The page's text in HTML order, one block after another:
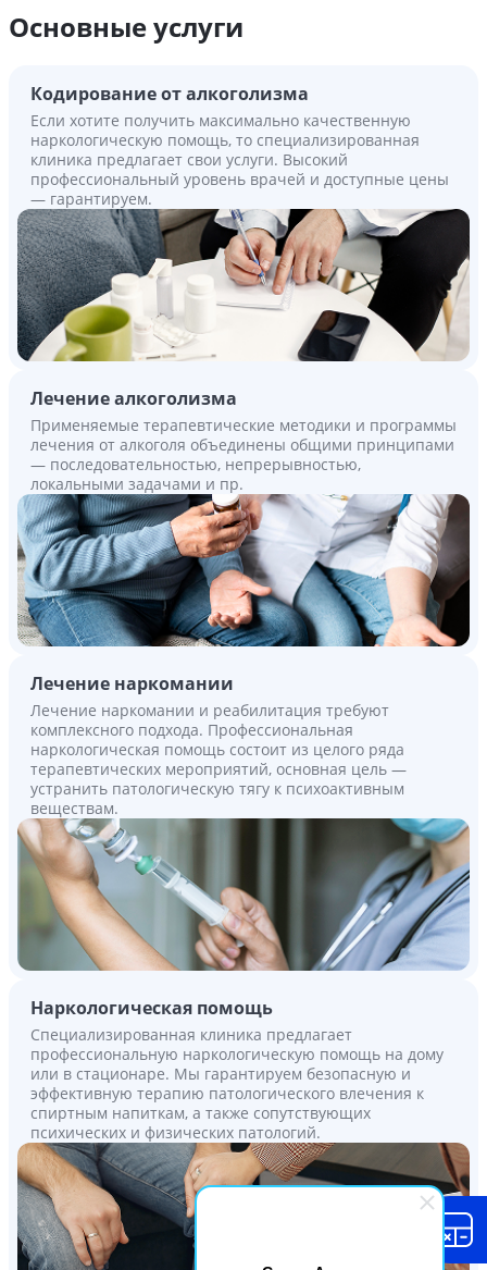
Основные услуги
Кодирование от алкоголизма
Если хотите получить максимально качественную
наркологическую помощь, то специализированная
клиника предлагает свои услуги. Высокий
профессиональный уровень врачей и доступные цены
— гарантируем.
Лечение алкоголизма
Применяемые терапевтические методики и программы
лечения от алкоголя объединены общими принципами
— последовательностью, непрерывностью,
локальными задачами и пр.
Лечение наркомании
Лечение наркомании и реабилитация требуют
комплексного подхода. Профессиональная
наркологическая помощь состоит из целого ряда
терапевтических мероприятий, основная цель —
устранить патологическую тягу к психоактивным
веществам.
Наркологическая помощь
Специализированная клиника предлагает
профессиональную наркологическую помощь на дому
или в стационаре. Мы гарантируем безопасную и
эффективную терапию патологического влечения к
спиртным напиткам, а также сопутствующих
психических и физических патологий.